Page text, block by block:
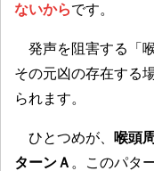
ないからです。
発声を阻害する「
その元凶の存在する
られます。
ひとつめが、
喉頭
ターンＡ 。このパタ